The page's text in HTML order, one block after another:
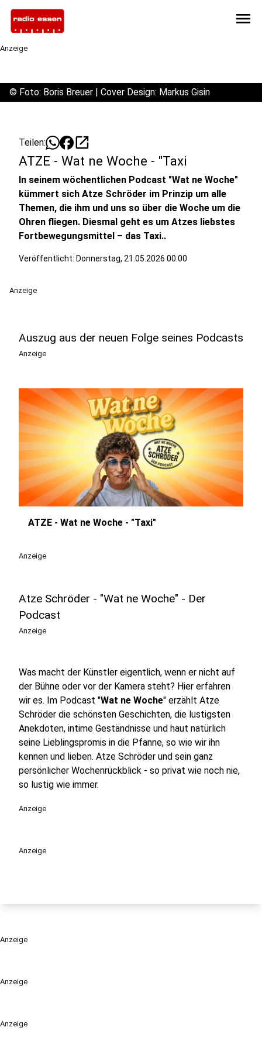
menu
Anzeige
Anzeige
Anzeige
© Foto: Boris Breuer | Cover Design: Markus Gisin
Teilen: open_in_new
ATZE - Wat ne Woche - "Taxi
In seinem wöchentlichen Podcast "Wat ne Woche"
kümmert sich Atze Schröder im Prinzip um alle
Themen, die ihm und uns so über die Woche um die
Ohren fliegen. Diesmal geht es um Atzes liebstes
Fortbewegungsmittel – das Taxi..
Veröffentlicht: Donnerstag, 21.05.2026 00:00
Anzeige
Auszug aus der neuen Folge seines Podcasts
Anzeige
ATZE - Wat ne Woche - "Taxi"
Anzeige
Atze Schröder - "Wat ne Woche" - Der
Podcast
Anzeige
Was macht der Künstler eigentlich, wenn er nicht auf
der Bühne oder vor der Kamera steht? Hier erfahren
wir es. Im Podcast "Wat ne Woche" erzählt Atze
Schröder die schönsten Geschichten, die lustigsten
Anekdoten, intime Geständnisse und haut natürlich
seine Lieblingspromis in die Pfanne, so wie wir ihn
kennen und lieben. Atze Schröder und sein ganz
persönlicher Wochenrückblick - so privat wie noch nie,
so lustig wie immer.
Anzeige
Anzeige
Anzeige